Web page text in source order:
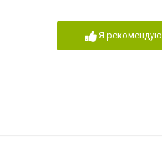
Я рекомендую